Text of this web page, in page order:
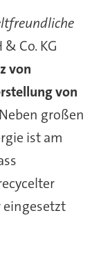
Co. KG
von
von
großen
ist am
eingesetzt